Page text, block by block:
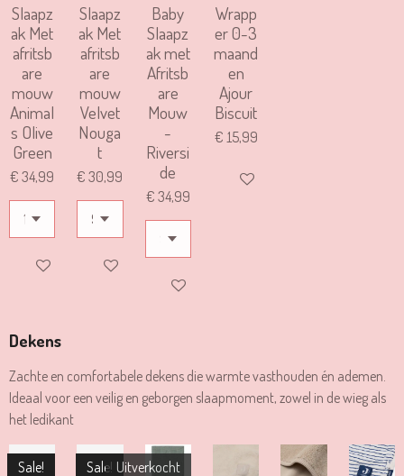
Slaapz
ak Met
afritsb
are
mouw
Animal
s Olive
Green
€ 34,99
IN WINKELWAGEN
Slaapz
ak Met
afritsb
are
mouw
Velvet
Nouga
t
€ 30,99
IN WINKELWAGEN
Baby
Slaapz
ak met
Afritsb
are
Mouw
-
Riversi
de
€ 34,99
IN WINKELWAGEN
Wrapp
er 0-3
maand
en
Ajour
Biscuit
€ 15,99
IN WINKELWAGEN
Dekens
Zachte en comfortabele dekens die warmte vasthouden én ademen.
Ideaal voor een veilig en geborgen slaapmoment, zowel in de wieg als
het ledikant
Sale! Sale! Uitverkocht